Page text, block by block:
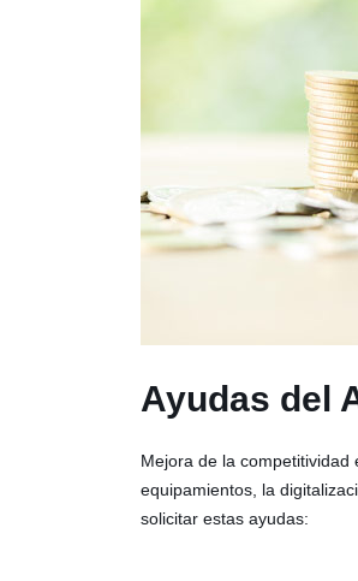
Ayudas del
Mejora de la
equipamientos, la
solicitar estas ayudas: